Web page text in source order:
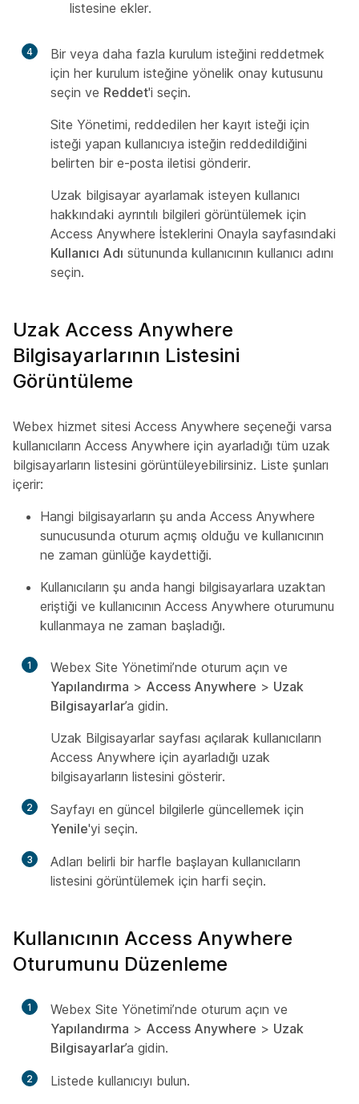
listesine ekler.
4
Bir veya daha fazla kurulum isteğini reddetmek
için her kurulum isteğine yönelik onay kutusunu
seçin ve Reddet'i seçin.
Site Yönetimi, reddedilen her kayıt isteği için
isteği yapan kullanıcıya isteğin reddedildiğini
belirten bir e-posta iletisi gönderir.
Uzak bilgisayar ayarlamak isteyen kullanıcı
hakkındaki ayrıntılı bilgileri görüntülemek için
Access Anywhere İsteklerini Onayla sayfasındaki
Kullanıcı Adı sütununda kullanıcının kullanıcı adını
seçin.
Uzak Access Anywhere
Bilgisayarlarının Listesini
Görüntüleme
Webex hizmet sitesi Access Anywhere seçeneği varsa
kullanıcıların Access Anywhere için ayarladığı tüm uzak
bilgisayarların listesini görüntüleyebilirsiniz. Liste şunları
içerir:
Hangi bilgisayarların şu anda Access Anywhere
sunucusunda oturum açmış olduğu ve kullanıcının
ne zaman günlüğe kaydettiği.
Kullanıcıların şu anda hangi bilgisayarlara uzaktan
eriştiği ve kullanıcının Access Anywhere oturumunu
kullanmaya ne zaman başladığı.
1
Webex Site Yönetimi’nde oturum açın ve
Yapılandırma > Access Anywhere > Uzak
Bilgisayarlar’a gidin.
Uzak Bilgisayarlar sayfası açılarak kullanıcıların
Access Anywhere için ayarladığı uzak
bilgisayarların listesini gösterir.
2
Sayfayı en güncel bilgilerle güncellemek için
Yenile'yi seçin.
3
Adları belirli bir harfle başlayan kullanıcıların
listesini görüntülemek için harfi seçin.
Kullanıcının Access Anywhere
Oturumunu Düzenleme
1
Webex Site Yönetimi’nde oturum açın ve
Yapılandırma > Access Anywhere > Uzak
Bilgisayarlar’a gidin.
2
Listede kullanıcıyı bulun.